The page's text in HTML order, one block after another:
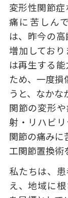
変形性関節
痛に苦しん
は、昨今の
増加してお
は再生する
ため、一度損
うと、なかな
関節の変形
射・リハビリ
関節の痛みに
工関節置換術
私たちは、
え、地域に